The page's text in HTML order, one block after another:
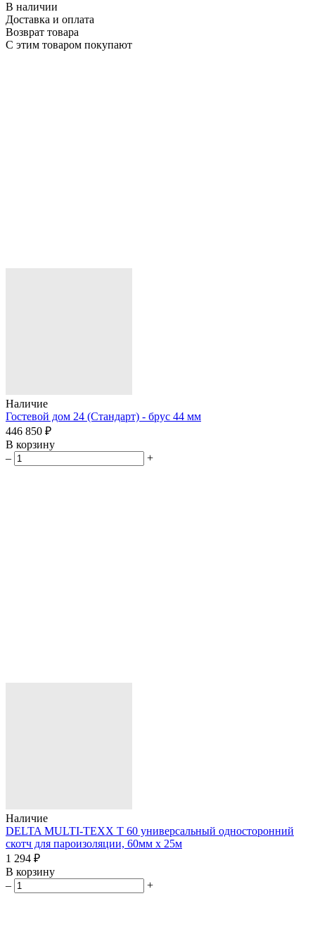
В наличии
Доставка и оплата
Возврат товара
С этим товаром покупают
Наличие
Гостевой дом 24 (Стандарт) - брус 44 мм
446 850 ₽
В корзину
–
+
Наличие
DELTA MULTI-TEXX T 60 универсальный односторонний
скотч для пароизоляции, 60мм х 25м
1 294 ₽
В корзину
–
+